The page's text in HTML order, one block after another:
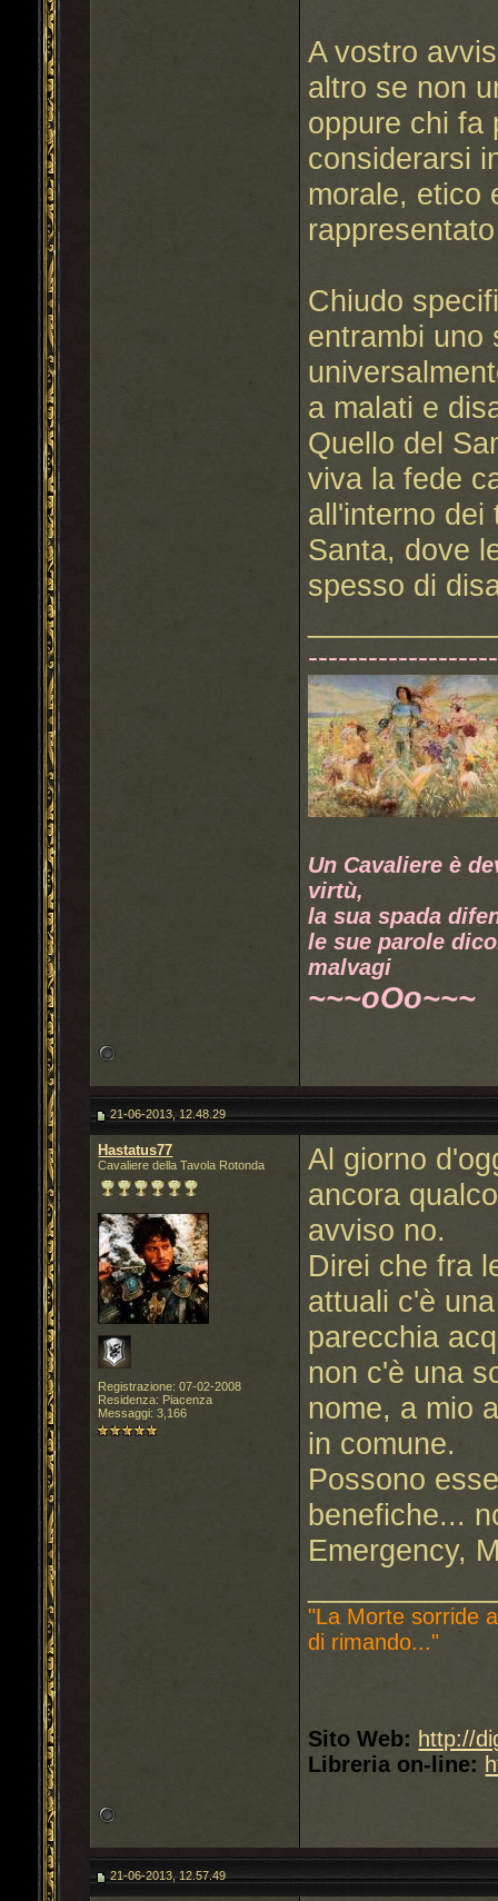
A vostro
altro se non
oppure chi fa
considerarsi
morale, etico
Chiudo
entrambi uno
a malati e
Quello del
viva la fede
all'interno dei
Santa, dove
spesso di
Un Cavaliere è
virtù,
la sua spada
le sue parole
malvagi
~~~oOo~~~
21-06-2013, 12.48.29
Hastatus77
Cavaliere della Tavola Rotonda
Registrazione: 07-02-2008
Residenza: Piacenza
Messaggi: 3,166
Al giorno
ancora
avviso no.
Direi che fra
attuali c'è
parecchia
non c'è una
nome, a mio
in comune.
Possono
benefiche...
Emergency,
"La Morte sorride
di rimando..."
Sito Web: http://
Libreria on-line:
21-06-2013, 12.57.49